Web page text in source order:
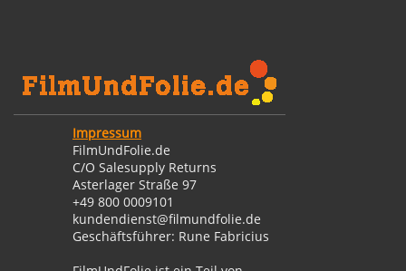
Impressum
FilmUndFolie.de
C/O Salesupply Returns
Asterlager Straße 97
+49 800 0009101
kundendienst@filmundfolie.de
Geschäftsführer: Rune Fabricius